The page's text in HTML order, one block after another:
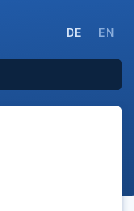
DE EN